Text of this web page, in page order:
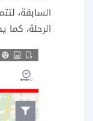
السابقة،
الرحلة، كما